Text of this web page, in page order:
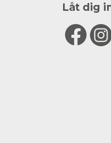
Låt dig